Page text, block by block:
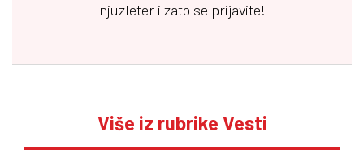
njuzleter i zato se prijavite!
Više iz rubrike Vesti